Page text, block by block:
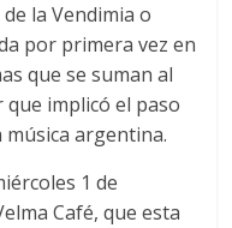
la Vendimia o
por primera vez en
que se suman al
implicó el paso
argentina.
1 de
Café, que esta